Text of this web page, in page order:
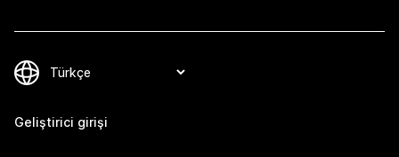
Geliştirici girişi